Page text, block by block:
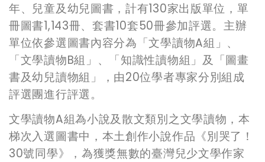
年、兒童及幼兒圖書，計有130家出版單位，單
冊圖書1,143冊、套書10套50冊參加評選。主辦
單位依參選圖書內容分為「文學讀物A組」、
「文學讀物B組」、「知識性讀物組」及「圖畫
書及幼兒讀物組」，由20位學者專家分別組成
評選團進行評選。
文學讀物A組為小說及散文類別之文學讀物，本
梯次入選圖書中，本土創作小說作品《別哭了！
30號同學》，為獲獎無數的臺灣兒少文學作家